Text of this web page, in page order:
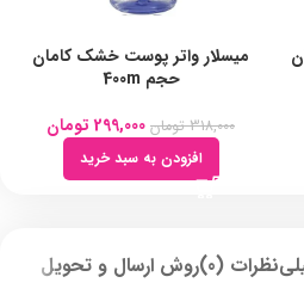
میسلار واتر پوست خشک کامان
حجم 400m
318,000 تومان 299,000 تومان
افزودن به سبد خرید
نظرات (0) روش ارسال و تحویل